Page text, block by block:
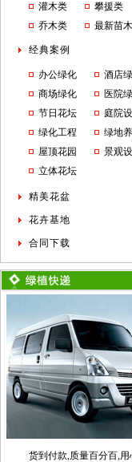
灌木类
攀援类
乔木类
最新苗木
经典案例
办公绿化
酒店
商场绿化
医院
节日花坛
庭院
绿化工程
绿地
屋顶花园
景观
立体花坛
精美花盆
花卉基地
合同下载
货到付款,质量百分百,用